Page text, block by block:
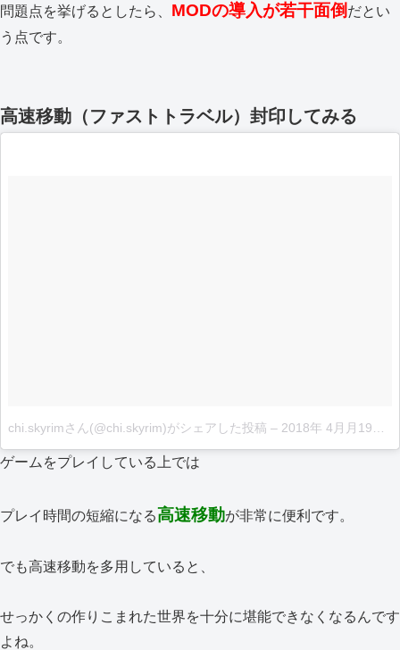
問題点を挙げるとしたら、 MODの導入が若干面倒 だとい
う点です。
高速移動（ファストトラベル）封印してみる
chi.skyrimさん(@chi.skyrim)がシェアした投稿 – 2018年 4月月19日午後12時48分PDT
ゲームをプレイしている上では
プレイ時間の短縮になる高速移動が非常に便利です。
でも高速移動を多用していると、
せっかくの作りこまれた世界を十分に堪能できなくなるんです
よね。